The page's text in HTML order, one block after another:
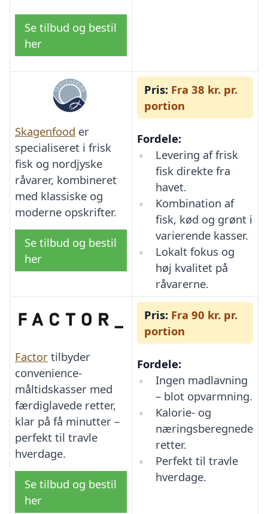
Se tilbud og bestil
her
Skagenfood er
specialiseret i frisk
fisk og nordjyske
råvarer, kombineret
med klassiske og
moderne opskrifter.
Se tilbud og bestil
her
Pris: Fra 38 kr. pr.
portion
Fordele:
Levering af frisk
fisk direkte fra
havet.
Kombination af
fisk, kød og grønt i
varierende kasser.
Lokalt fokus og
høj kvalitet på
råvarerne.
Factor tilbyder
convenience-
måltidskasser med
færdiglavede retter,
klar på få minutter –
perfekt til travle
hverdage.
Se tilbud og bestil
her
Pris: Fra 90 kr. pr.
portion
Fordele:
Ingen madlavning
– blot opvarmning.
Kalorie- og
næringsberegnede
retter.
Perfekt til travle
hverdage.